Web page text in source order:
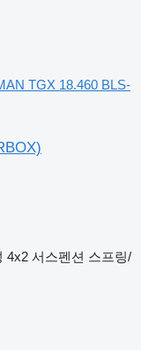
TGX 18.460 BLS-
4x2 서스펜션 스프링/